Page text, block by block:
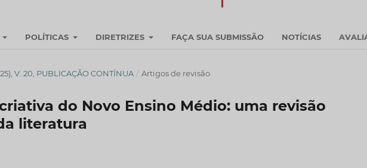
POLÍTICAS DIRETRIZES FAÇA SUA SUBMISSÃO NOTÍCIAS
V. 20, PUBLICAÇÃO CONTÍNUA / Artigos de revisão
do Novo Ensino Médio: uma revisão
literatura